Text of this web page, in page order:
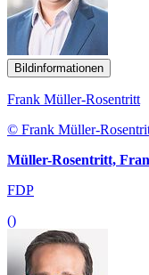
Bildinformationen
Frank Müller-Rosentritt
© Frank Müller-
Müller-Rosentritt,
FDP
()